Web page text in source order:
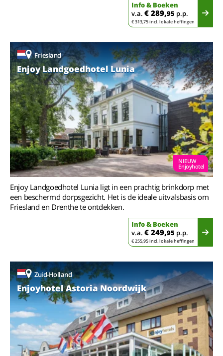
Info & Boeken
v.a. € 289,95 p.p.
€ 313,75 incl. lokale heffingen
Friesland
Enjoy Landgoedhotel Lunia
NIEUW
Enjoyhotel
Enjoy Landgoedhotel Lunia ligt in een prachtig brinkdorp met
een beschermd dorpsgezicht. Het is de ideale uitvalsbasis om
Friesland en Drenthe te ontdekken.
Info & Boeken
v.a. € 249,95 p.p.
€ 255,95 incl. lokale heffingen
Zuid-Holland
Enjoyhotel Astoria Noordwijk